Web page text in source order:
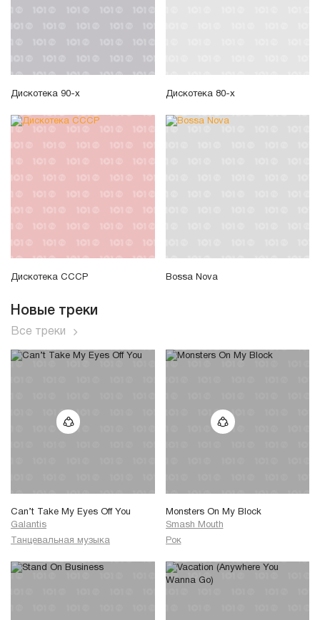
Дискотека 90-х Дискотека 80-х
Дискотека СССР Bossa Nova
Новые треки
Все треки
Can’t Take My Eyes Off You
Galantis
Танцевальная музыка
Monsters On My Block
Smash Mouth
Рок